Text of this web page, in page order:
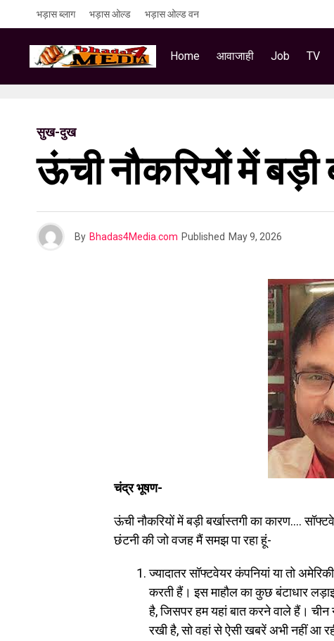
भड़ास ब्लाग भड़ास ओल्ड भड़ास ओल्ड वन
Home आवाजाही Job TV
सुख-दुख
ऊंची नौकरियों में
By Bhadas4Media.com Published May 9, 2026
चंद्र भूषण-
ऊंची नौकरियों में बड़ी बर्खास्तगी का कारण….
छंटनी की जो वजह मैं समझ पा रहा हूं-
ज्यादातर सॉफ्टवेयर कंपनियां या तो
करती हैं। इस माहौल का कुछ बंटाधार
है, जिसपर हम यहां बात करने वाले हैं। चीन
रखी है, सो वहां से ऐसी खबरें अभी नहीं आ